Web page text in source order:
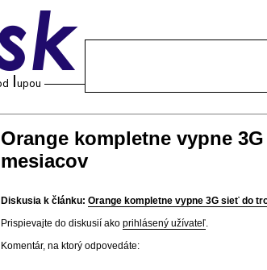
Orange kompletne vypne
mesiacov
Diskusia k článku: Orange kompletne vypne 3G sieť do
Prispievajte do diskusií ako prihlásený užívateľ.
Komentár, na ktorý odpovedáte: